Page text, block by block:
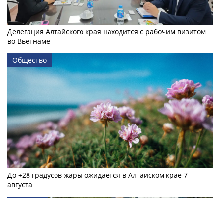
Делегация Алтайского края находится с рабочим визитом
во Вьетнаме
Общество
До +28 градусов жары ожидается в Алтайском крае 7
августа